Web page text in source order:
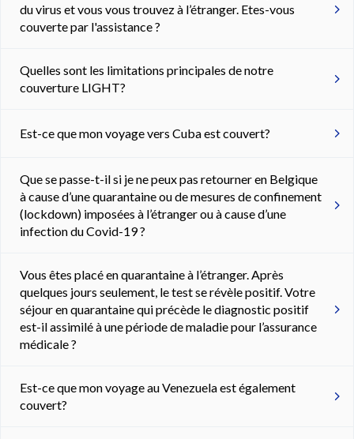
du virus et vous vous trouvez à l’étranger. Etes-vous
couverte par l'assistance ?
Quelles sont les limitations principales de notre
couverture LIGHT?
Est-ce que mon voyage vers Cuba est couvert?
Que se passe-t-il si je ne peux pas retourner en Belgique
à cause d’une quarantaine ou de mesures de confinement
(lockdown) imposées à l’étranger ou à cause d’une
infection du Covid-19 ?
Vous êtes placé en quarantaine à l’étranger. Après
quelques jours seulement, le test se révèle positif. Votre
séjour en quarantaine qui précède le diagnostic positif
est-il assimilé à une période de maladie pour l’assurance
médicale ?
Est-ce que mon voyage au Venezuela est également
couvert?